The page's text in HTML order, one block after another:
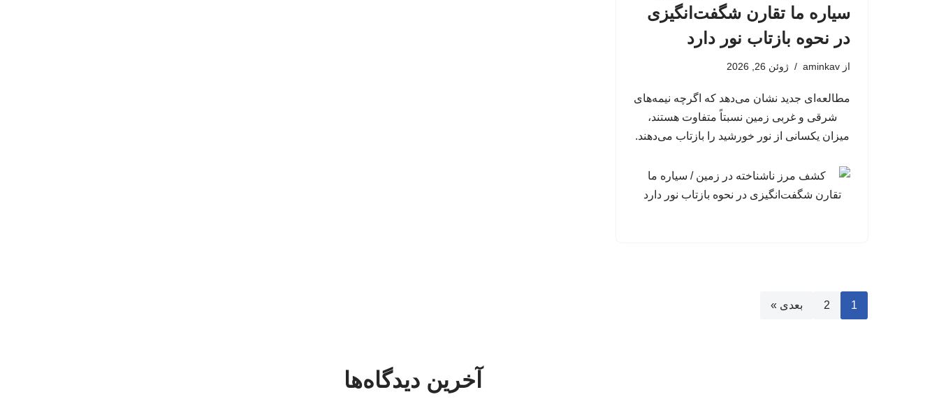
سیاره ما تقارن شگفت‌انگیزی
در نحوه بازتاب نور دارد
از aminkav ژوئن 26, 2026
مطالعه‌ای جدید نشان می‌دهد که اگرچه نیمه‌های
شرقی و غربی زمین نسبتاً متفاوت هستند،
میزان یکسانی از نور خورشید را بازتاب می‌دهند.
1
2 بعدی »
آخرین دیدگاه‌ها